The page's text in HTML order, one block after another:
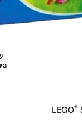
LEGO®